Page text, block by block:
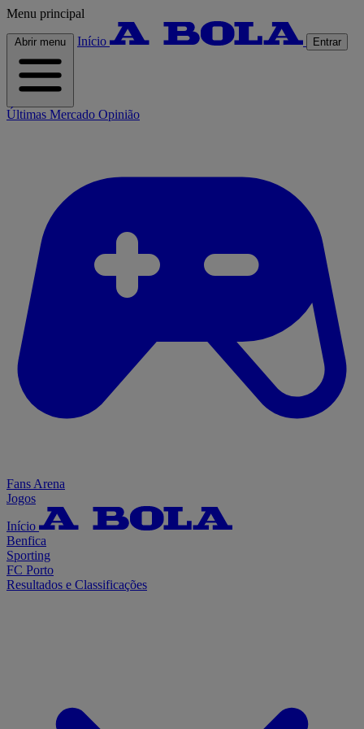
Menu principal
Abrir menu Início Entrar
Últimas Mercado Opinião
Fans Arena
Jogos
Início
Benfica
Sporting
FC Porto
Resultados e Classificações